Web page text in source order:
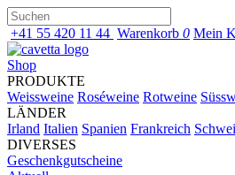
+41 55 420 11 44 Warenkorb 0 Mein
Shop
PRODUKTE
Weissweine Roséweine Rotweine
LÄNDER
Irland Italien Spanien Frankreich
DIVERSES
Geschenkgutscheine